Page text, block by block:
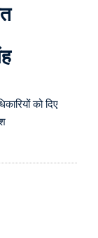
को दिए